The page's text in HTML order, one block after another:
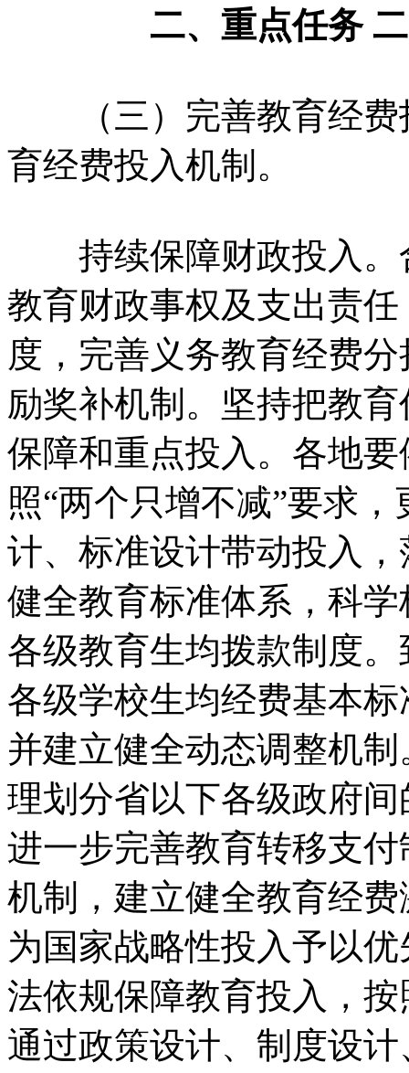
二、 重点任务
（三）完善教育经费
育经费投入机制。
持续保障财政投入。
教育财政事权及支出责任
度， 完善义务教育经费
励奖补机制。 坚持把教
保障和重点投入。 各地
照“两个只增不减”要求，
计、 标准设计带动投入，
健全教育标准体系， 科学
各级教育生均拨款制度。
各级学校生均经费基本
并建立健全动态调整机制
理划分省以下各级政府
进一步完善教育转移支
机制，建立健全教育经
为国家战略性投入予以
法依规保障教育投入，
通过政策设计、制度设